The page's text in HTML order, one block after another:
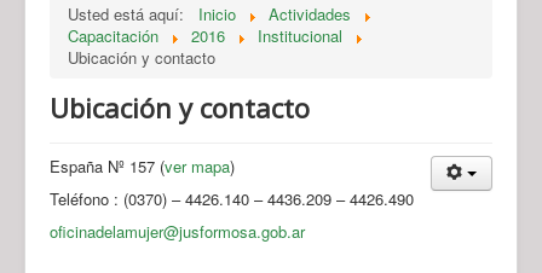
Legislación
Novedades
Recursos y Servicios de Atención
Usted está aquí: Inicio
Actividades
Capacitación
2016
Institucional
Ubicación y contacto
Ubicación y contacto
España Nº 157 (ver mapa)
Teléfono : (0370) – 4426.140 – 4436.209 – 4426.490
oficinadelamujer@jusformosa.gob.ar